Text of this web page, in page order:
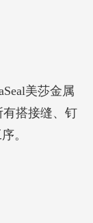
美莎金属
搭接缝、钉
。